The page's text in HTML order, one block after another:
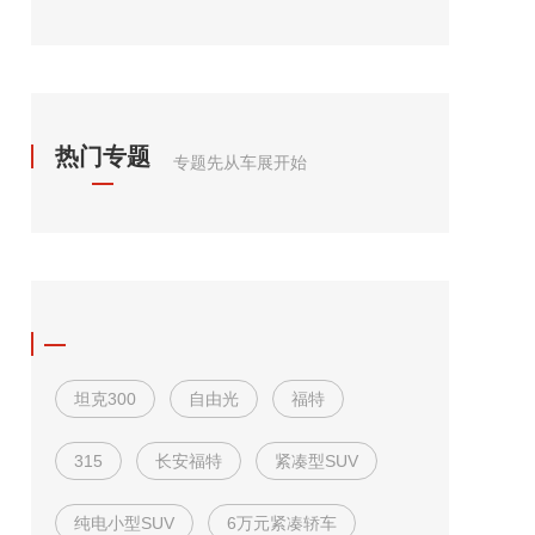
热门专题 专题先从车展开始
坦克300 自由光 福特
315 长安福特 紧凑型SUV
纯电小型SUV 6万元紧凑轿车